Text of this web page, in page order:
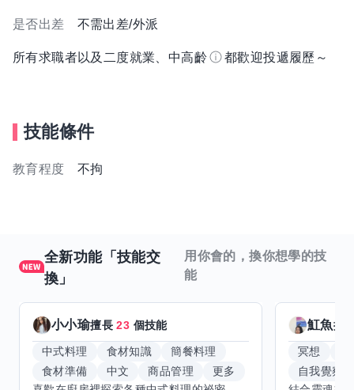
是否出差 不需出差/外派
所有求職者以及二度就業、中高齡 都歡迎投遞履歷～
技能條件
教育程度 不拘
全新功能「技能交
換」
用你會的，換你想學的技
能
小小瑜擅長23 個技能
中式料理 食材知識
簡餐料理
食材準備
中文 商品管理
更多
魟魚擅
冥想
自我覺察